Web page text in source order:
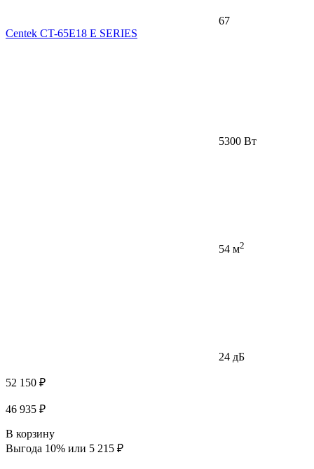
67
Centek CT-65E18 E SERIES
5300 Вт
54 м2
24 дБ
52 150 ₽
46 935 ₽
В корзину
Выгода 10% или 5 215 ₽